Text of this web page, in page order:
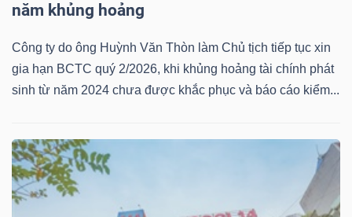
năm khủng hoảng
Công ty do ông Huỳnh Văn Thòn làm Chủ tịch tiếp tục xin
gia hạn BCTC quý 2/2026, khi khủng hoảng tài chính phát
sinh từ năm 2024 chưa được khắc phục và báo cáo kiểm...